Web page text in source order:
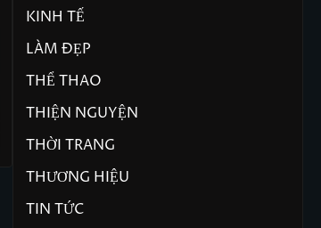
GIẢI TRÍ
Thêm một nhiệm vụ mới trên
hành trình khẳng định dấu ấn
của Hoa hậu Nhân ái Nguyễn
Thị Phương
admin 8 Tháng 8, 2026
KINH TẾ
LÀM ĐẸP
THỂ THAO
THIỆN NGUYỆN
THỜI TRANG
THƯƠNG HIỆU
TIN TỨC